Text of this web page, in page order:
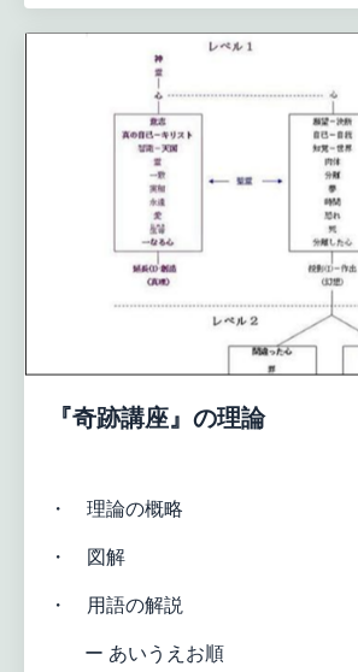
『奇跡講座』の理論
・ 理論の概略
・ 図解
・ 用語の解説
ー あいうえお順